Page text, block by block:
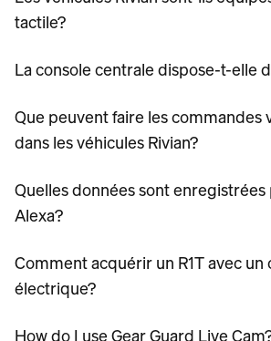
tactile?
La console centrale dispose-t-elle
Que peuvent faire les commandes
dans les véhicules Rivian?
Quelles données sont enregistrées
Alexa?
Comment acquérir un R1T avec un
électrique?
How do I use Gear Guard Live